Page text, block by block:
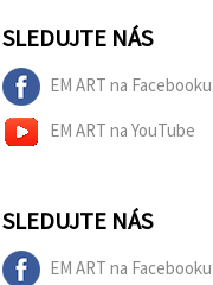
SLEDUJTE NÁS
EM ART na Facebooku
EM ART na YouTube
SLEDUJTE NÁS
EM ART na Facebooku